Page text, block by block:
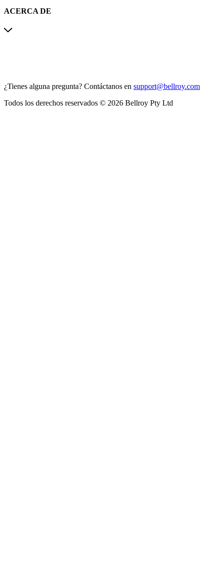
ACERCA DE
¿Tienes alguna pregunta? Contáctanos en support@bellroy.com
Todos los derechos reservados © 2026 Bellroy Pty Ltd